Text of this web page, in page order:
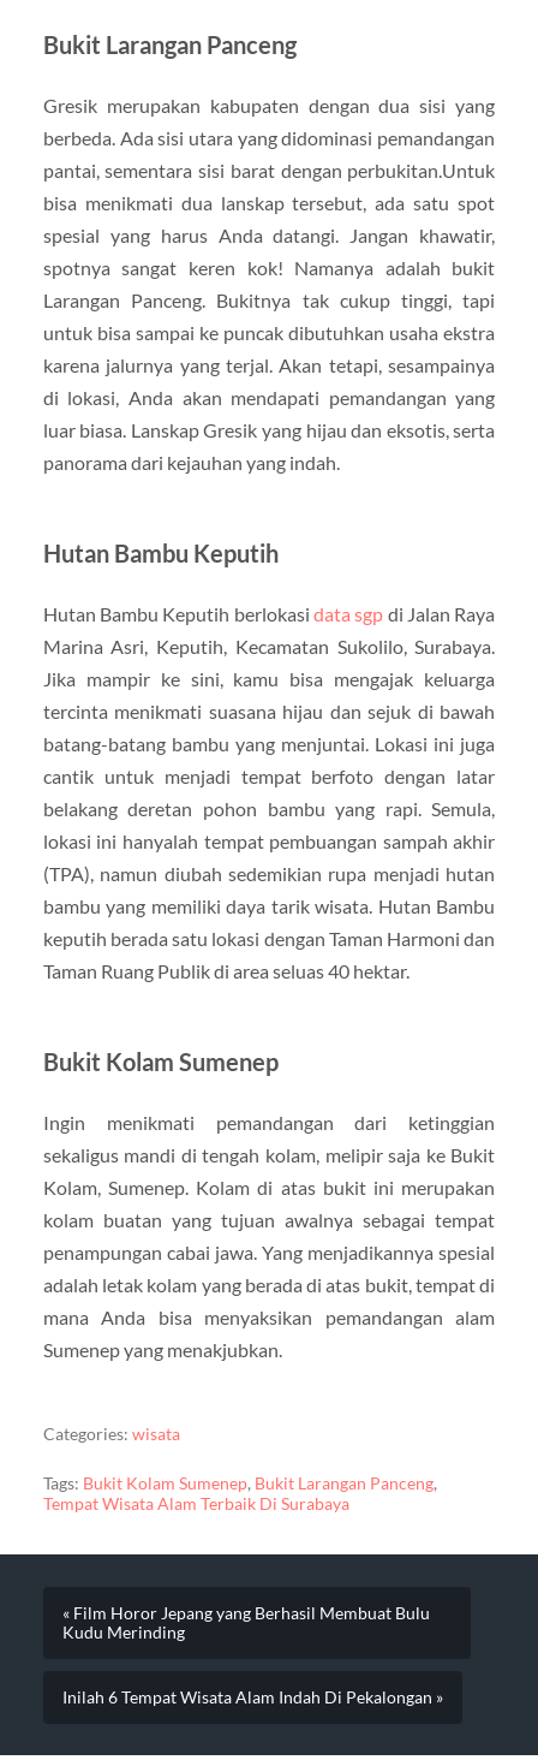
Bukit Larangan Panceng
Gresik merupakan kabupaten dengan dua sisi yang
berbeda. Ada sisi utara yang didominasi pemandangan
pantai, sementara sisi barat dengan perbukitan.Untuk
bisa menikmati dua lanskap tersebut, ada satu spot
spesial yang harus Anda datangi. Jangan khawatir,
spotnya sangat keren kok! Namanya adalah bukit
Larangan Panceng. Bukitnya tak cukup tinggi, tapi
untuk bisa sampai ke puncak dibutuhkan usaha ekstra
karena jalurnya yang terjal. Akan tetapi, sesampainya
di lokasi, Anda akan mendapati pemandangan yang
luar biasa. Lanskap Gresik yang hijau dan eksotis, serta
panorama dari kejauhan yang indah.
Hutan Bambu Keputih
Hutan Bambu Keputih berlokasi data sgp di Jalan Raya
Marina Asri, Keputih, Kecamatan Sukolilo, Surabaya.
Jika mampir ke sini, kamu bisa mengajak keluarga
tercinta menikmati suasana hijau dan sejuk di bawah
batang-batang bambu yang menjuntai. Lokasi ini juga
cantik untuk menjadi tempat berfoto dengan latar
belakang deretan pohon bambu yang rapi. Semula,
lokasi ini hanyalah tempat pembuangan sampah akhir
(TPA), namun diubah sedemikian rupa menjadi hutan
bambu yang memiliki daya tarik wisata. Hutan Bambu
keputih berada satu lokasi dengan Taman Harmoni dan
Taman Ruang Publik di area seluas 40 hektar.
Bukit Kolam Sumenep
Ingin menikmati pemandangan dari ketinggian
sekaligus mandi di tengah kolam, melipir saja ke Bukit
Kolam, Sumenep. Kolam di atas bukit ini merupakan
kolam buatan yang tujuan awalnya sebagai tempat
penampungan cabai jawa. Yang menjadikannya spesial
adalah letak kolam yang berada di atas bukit, tempat di
mana Anda bisa menyaksikan pemandangan alam
Sumenep yang menakjubkan.
Categories: wisata
Tags: Bukit Kolam Sumenep, Bukit Larangan Panceng,
Tempat Wisata Alam Terbaik Di Surabaya
« Film Horor Jepang yang Berhasil Membuat Bulu
Kudu Merinding
Inilah 6 Tempat Wisata Alam Indah Di Pekalongan »